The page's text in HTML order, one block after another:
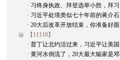
· 习终身执政、拜登选举小胜，拜习
· 习近平处境类似七十年前的蒋介石
· 20大后改革开放结束，你准备好面
【11110】
· 普丁让北约活过来，习近平让美国
· 黄河水倒流了，20大最大输家是邓